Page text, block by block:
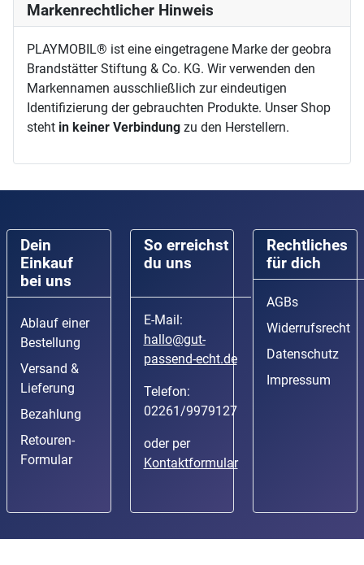
Markenrechtlicher Hinweis
PLAYMOBIL® ist eine eingetragene Marke der geobra
Brandstätter Stiftung & Co. KG. Wir verwenden den
Markennamen ausschließlich zur eindeutigen
Identifizierung der gebrauchten Produkte. Unser Shop
steht in keiner Verbindung zu den Herstellern.
Dein
Einkauf
bei uns
Ablauf einer
Bestellung
Versand &
Lieferung
Bezahlung
Retouren-
Formular
So erreichst
du uns
E-Mail:
hallo@gut-
passend-echt.de
Telefon:
02261/9979127
oder per
Kontaktformular
Rechtliches
für dich
AGBs
Widerrufsrecht
Datenschutz
Impressum